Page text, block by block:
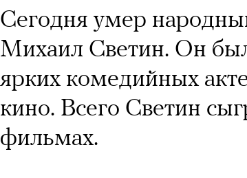
Сегодня умер
Михаил Светин. Он
ярких комедийных
кино. Всего Светин
фильмах.